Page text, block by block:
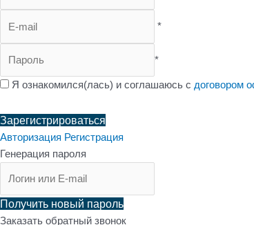
*
*
Я ознакомился(лась) и соглашаюсь с договором
Зарегистрироваться
Авторизация Регистрация
Генерация пароля
Получить новый пароль
Заказать обратный звонок